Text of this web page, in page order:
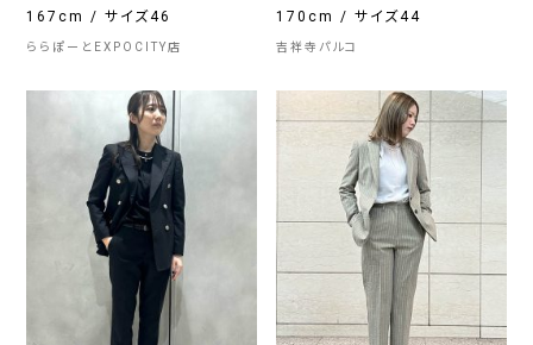
167cm / サイズ46
ららぽーとEXPOCITY店
170cm / サイズ44
吉祥寺パルコ